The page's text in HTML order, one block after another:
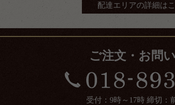
配達エリアの詳細は
ご注文・お問
受付：9時～17時 締切：